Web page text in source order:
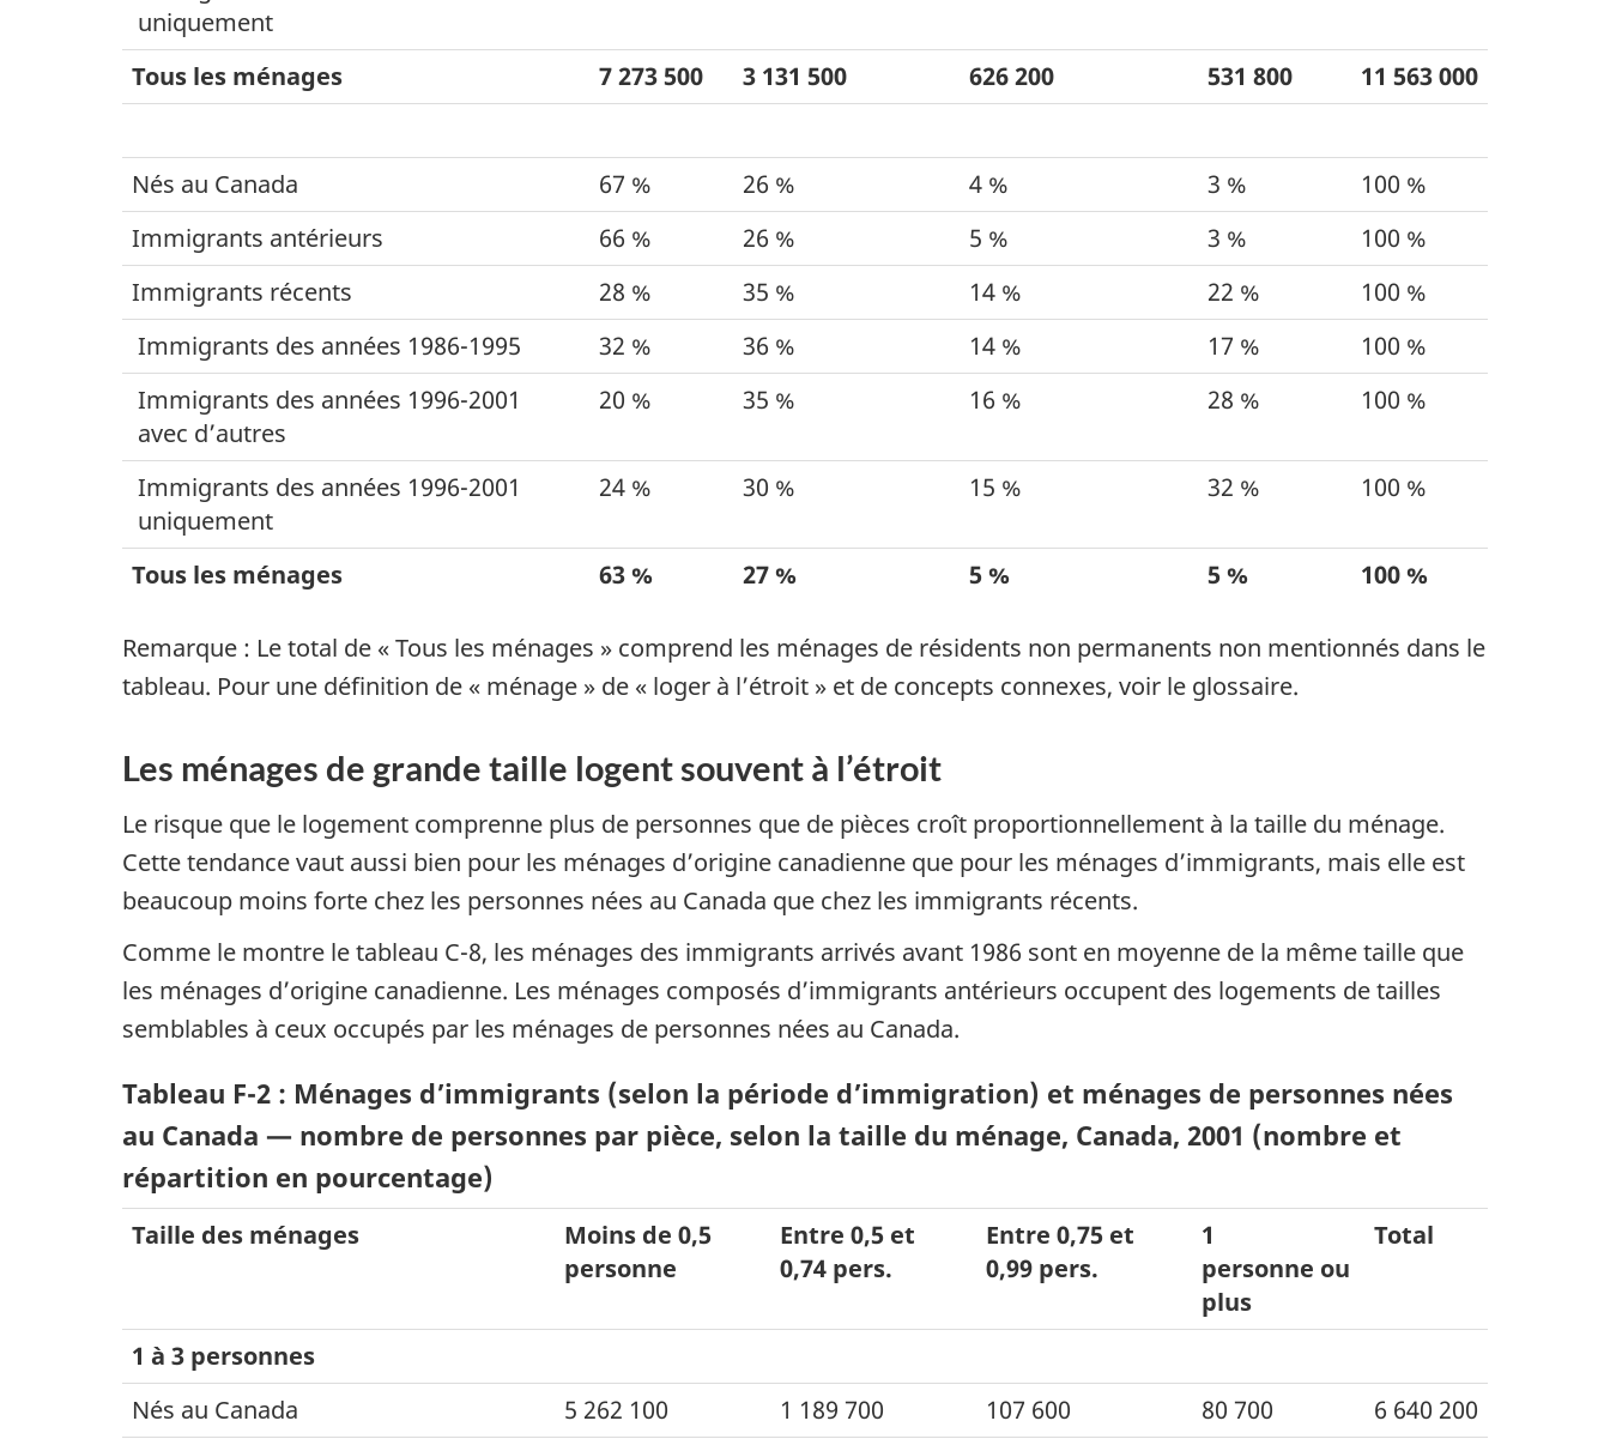
uniquement
Tous les ménages 7 273 500 3 131 500 626 200 531 800 11 563 000
Nés au Canada 67 % 26 % 4 % 3 %
100 %
Immigrants antérieurs
66 % 26 % 5 % 3 %
100 %
Immigrants récents
28 % 35 % 14 % 22 %
100 %
Immigrants des années 1986-1995
32 % 36 % 14 % 17 %
100 %
Immigrants des années 1996-2001
avec d’autres
20 % 35 % 16 % 28 % 100 %
Immigrants des années 1996-2001
uniquement
24 % 30 % 15 % 32 % 100 %
Tous les ménages 63 % 27 % 5 % 5 % 100 %
Remarque : Le total de « Tous les ménages » comprend les ménages de résidents non permanents non mentionnés dans le
tableau. Pour une définition de « ménage » de « loger à l’étroit » et de concepts connexes, voir le glossaire.
Les ménages de grande taille logent souvent à l’étroit
Le risque que le logement comprenne plus de personnes que de pièces croît proportionnellement à la taille du ménage.
Cette tendance vaut aussi bien pour les ménages d’origine canadienne que pour les ménages d’immigrants, mais elle est
beaucoup moins forte chez les personnes nées au Canada que chez les immigrants récents.
Comme le montre le tableau C-8, les ménages des immigrants arrivés avant 1986 sont en moyenne de la même taille que
les ménages d’origine canadienne. Les ménages composés d’immigrants antérieurs occupent des logements de tailles
semblables à ceux occupés par les ménages de personnes nées au Canada.
Tableau F-2 : Ménages d’immigrants (selon la période d’immigration) et ménages de personnes nées
au Canada — nombre de personnes par pièce, selon la taille du ménage, Canada, 2001 (nombre et
répartition en pourcentage)
Taille des ménages
Moins de 0,5
personne
Entre 0,5 et
0,74 pers.
Entre 0,75 et
0,99 pers.
1
personne ou
plus
Total
1 à 3 personnes
Nés au Canada
5 262 100 1 189 700 107 600 80 700
6 640 200